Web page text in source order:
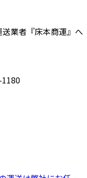
業者『床本商運』へ